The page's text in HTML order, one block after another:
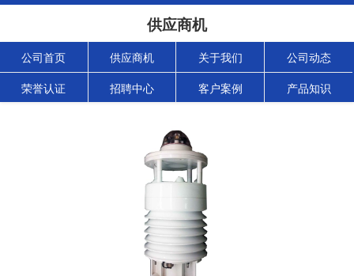
供应商机
公司首页 供应商机 关于我们 公司动态
荣誉认证 招聘中心 客户案例 产品知识